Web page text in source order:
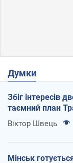
Думки
Збіг інтересів
таємний план
Віктор Швець
Мінськ